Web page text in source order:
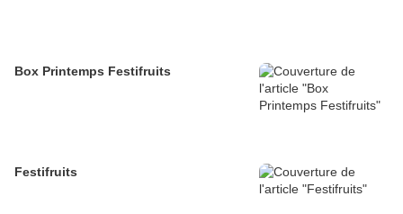
Box Printemps Festifruits
Festifruits